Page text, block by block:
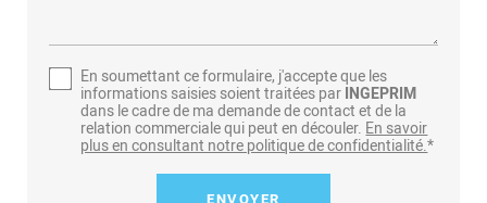
En soumettant ce formulaire, j'accepte que les
informations saisies soient traitées par INGEPRIM
dans le cadre de ma demande de contact et de la
relation commerciale qui peut en découler. En savoir
plus en consultant notre politique de confidentialité.*